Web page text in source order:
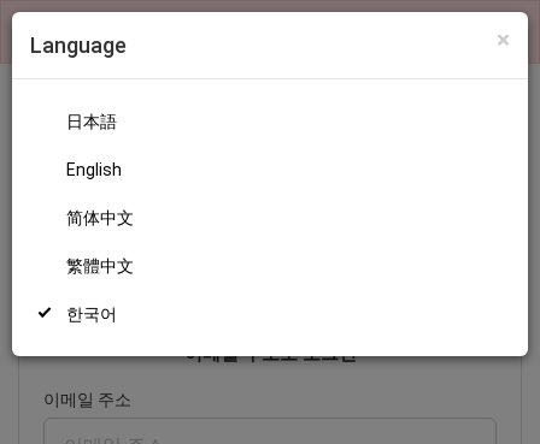
×
Language
日本語
English
简体中文
繁體中文
한국어
×
日本語
이메일 주소로 로그인
이메일 주소